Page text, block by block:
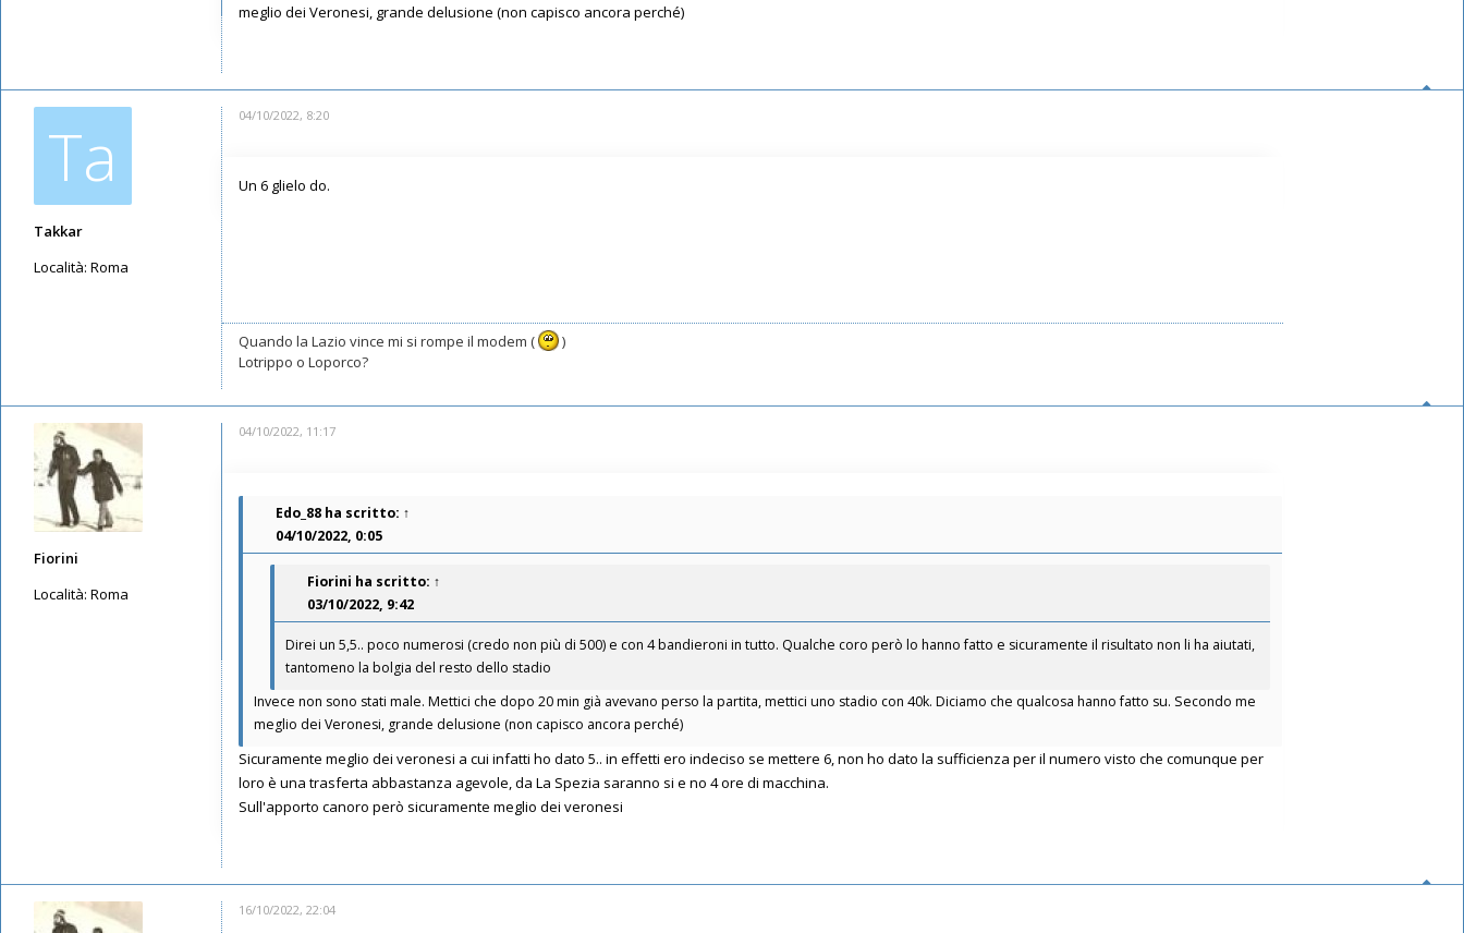
meglio dei Veronesi, grande delusione (non capisco ancora perché)
Ta
Takkar
Località: Roma
04/10/2022, 8:20
Un 6 glielo do.
Quando la Lazio vince mi si rompe il modem (
)
Lotrippo o Loporco?
Fiorini
Località: Roma
04/10/2022, 11:17
Edo_88 ha scritto: ↑
04/10/2022, 0:05
Fiorini ha scritto: ↑
03/10/2022, 9:42
Direi un 5,5.. poco numerosi (credo non più di 500) e con 4 bandieroni in tutto. Qualche coro però lo hanno fatto e sicuramente il risultato non li ha aiutati,
tantomeno la bolgia del resto dello stadio
Invece non sono stati male. Mettici che dopo 20 min già avevano perso la partita, mettici uno stadio con 40k. Diciamo che qualcosa hanno fatto su. Secondo me
meglio dei Veronesi, grande delusione (non capisco ancora perché)
Sicuramente meglio dei veronesi a cui infatti ho dato 5.. in effetti ero indeciso se mettere 6, non ho dato la sufficienza per il numero visto che comunque per
loro è una trasferta abbastanza agevole, da La Spezia saranno si e no 4 ore di macchina.
Sull'apporto canoro però sicuramente meglio dei veronesi
16/10/2022, 22:04